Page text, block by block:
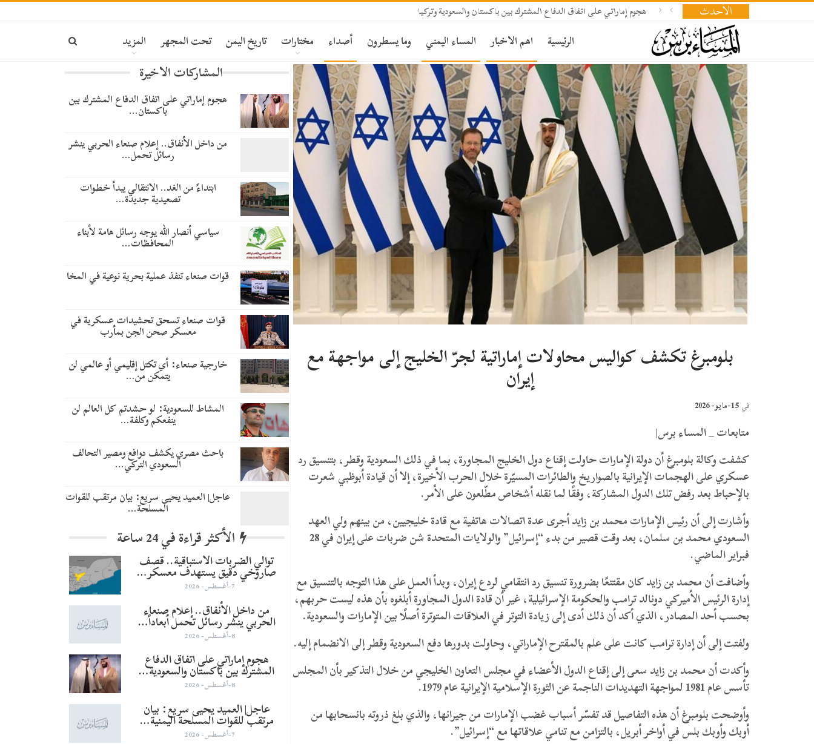
الأحدث هجوم إماراتي على اتفاق الدفاع المشترك بين باكستان والسعودية وتركيا
الرئيسية اهم الاخبار المساء اليمني وما يسطرون أصداء مختارات تاريخ اليمن تحت المجهر المزيد
بلومبرغ تكشف كواليس محاولات إماراتية لجرّ الخليج إلى مواجهة مع
إيران
في 15-مايو- 2026
متابعات _ المساء برس|
كشفت وكالة بلومبرغ أن دولة الإمارات حاولت إقناع دول الخليج المجاورة، بما في ذلك السعودية وقطر، بتنسيق رد
عسكري على الهجمات الإيرانية بالصواريخ والطائرات المسيّرة خلال الحرب الأخيرة، إلا أن قيادة أبوظبي شعرت
بالإحباط بعد رفض تلك الدول المشاركة، وفقًا لما نقله أشخاص مطّلعون على الأمر.
وأشارت إلى أن رئيس الإمارات محمد بن زايد أجرى عدة اتصالات هاتفية مع قادة خليجيين، من بينهم ولي العهد
السعودي محمد بن سلمان، بعد وقت قصير من بدء “إسرائيل” والولايات المتحدة شن ضربات على إيران في 28
فبراير الماضي.
وأضافت أن محمد بن زايد كان مقتنعًا بضرورة تنسيق رد انتقامي لردع إيران، وبدأ العمل على هذا التوجه بالتنسيق مع
إدارة الرئيس الأميركي دونالد ترامب والحكومة الإسرائيلية، غير أن قادة الدول المجاورة أبلغوه بأن هذه ليست حربهم،
بحسب أحد المصادر، الذي أكد أن ذلك أدى إلى زيادة التوتر في العلاقات المتوترة أصلًا بين الإمارات والسعودية.
ولفتت إلى أن إدارة ترامب كانت على علم بالمقترح الإماراتي، وحاولت بدورها دفع السعودية وقطر إلى الانضمام إليه.
وأكدت أن محمد بن زايد سعى إلى إقناع الدول الأعضاء في مجلس التعاون الخليجي من خلال التذكير بأن المجلس
تأسس عام 1981 لمواجهة التهديدات الناجمة عن الثورة الإسلامية الإيرانية عام 1979.
وأوضحت بلومبرغ أن هذه التفاصيل قد تفسّر أسباب غضب الإمارات من جيرانها، والذي بلغ ذروته بانسحابها من
أوبك وأوبك بلس في أواخر أبريل، بالتزامن مع تنامي علاقاتها مع “إسرائيل”.
المشاركات الاخيرة
هجوم إماراتي على اتفاق الدفاع المشترك بين
باكستان…
من داخل الأنفاق.. إعلام صنعاء الحربي ينشر
رسائل تحمل…
​ابتداءً من الغد.. الانتقالي يبدأ خطوات
تصعيدية جديدة…
سياسي أنصار الله يوجه رسائل هامة لأبناء
المحافظات…
قوات صنعاء تنفذ عملية بحرية نوعية في المخا
قوات صنعاء تسحق تحشيدات عسكرية في
معسكر صحن الجن بمأرب
خارجية صنعاء: أي تكتل إقليمي أو عالمي لن
يتمكن من…
المشاط للسعودية: لو حشدتم كل العالم لن
ينفعكم وكلفة…
باحث مصري يكشف دوافع ومصير التحالف
السعودي التركي…
عاجل| العميد يحيى سريع: بيان مرتقب للقوات
المسلحة…
الأكثر قراءة في 24 ساعة
توالي الضربات الاستباقية.. قصف
صاروخي دقيق يستهدف معسكر…
7-أغسطس- 2026
من داخل الأنفاق.. إعلام صنعاء
الحربي ينشر رسائل تحمل أبعاداً…
8-أغسطس- 2026
هجوم إماراتي على اتفاق الدفاع
المشترك بين باكستان والسعودية…
8-أغسطس- 2026
عاجل| العميد يحيى سريع: بيان
مرتقب للقوات المسلحة اليمنية…
7-أغسطس- 2026